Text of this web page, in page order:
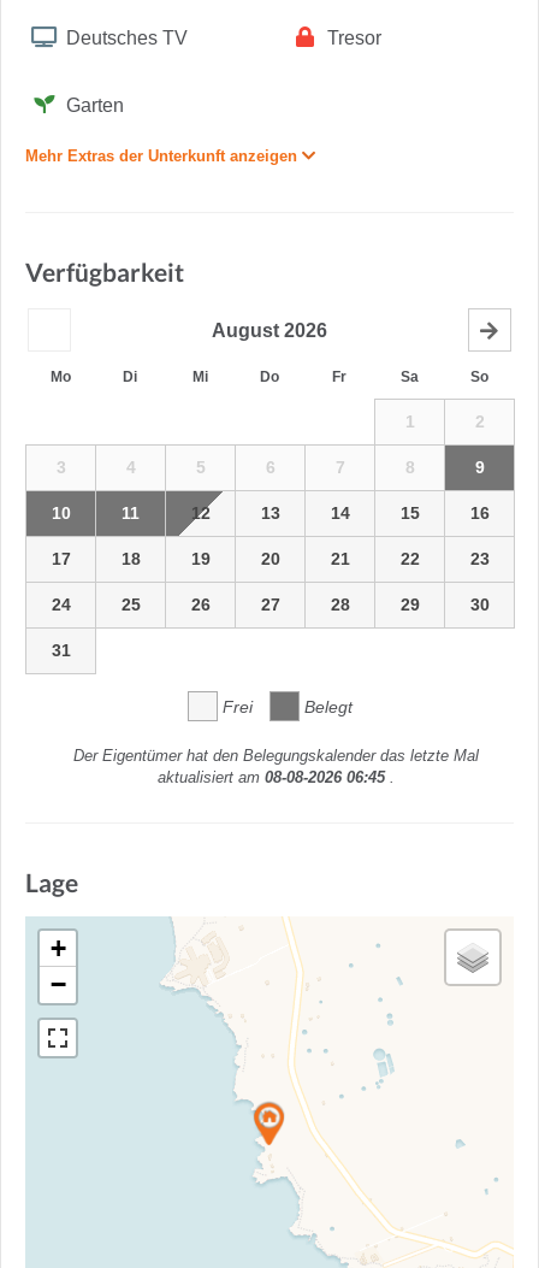
Deutsches TV Tresor
Garten
Mehr Extras der Unterkunft anzeigen
Verfügbarkeit
August 2026
Mo Di Mi Do Fr Sa So
1 2
3 4 5 6 7 8 9
10 11 12 13 14 15 16
17 18 19 20 21 22 23
24 25 26 27 28 29 30
31
Frei Belegt
Der Eigentümer hat den Belegungskalender das letzte Mal
aktualisiert am 08-08-2026 06:45 .
Lage
+
−